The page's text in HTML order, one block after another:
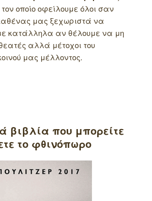
οποίο οφείλουμε όλοι σαν
μας ξεχωριστά να
κατάλληλα αν θέλουμε να μη
αλλά μέτοχοι του
μας μέλλοντος.
βιβλία που μπορείτε
το φθινόπωρο